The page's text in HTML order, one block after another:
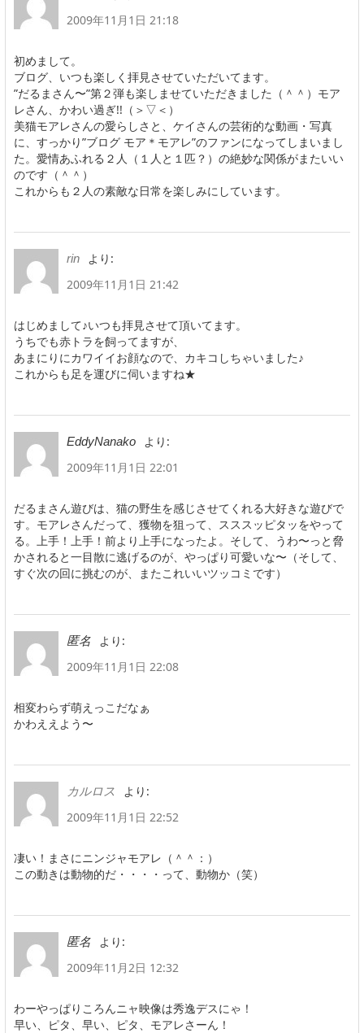
2009年11月1日 21:18
初めまして。
ブログ、いつも楽しく拝見させていただいてます。
”だるまさん〜”第２弾も楽しませていただきました（＾＾）モア
レさん、かわい過ぎ!!（＞▽＜）
美猫モアレさんの愛らしさと、ケイさんの芸術的な動画・写真
に、すっかり”ブログ モア＊モアレ”のファンになってしまいまし
た。愛情あふれる２人（１人と１匹？）の絶妙な関係がまたいい
のです（＾＾）
これからも２人の素敵な日常を楽しみにしています。
rin
より:
2009年11月1日 21:42
はじめまして♪いつも拝見させて頂いてます。
うちでも赤トラを飼ってますが、
あまにりにカワイイお顔なので、カキコしちゃいました♪
これからも足を運びに伺いますね★
EddyNanako
より:
2009年11月1日 22:01
だるまさん遊びは、猫の野生を感じさせてくれる大好きな遊びで
す。モアレさんだって、獲物を狙って、スススッピタッをやって
る。上手！上手！前より上手になったよ。そして、うわ〜っと脅
かされると一目散に逃げるのが、やっぱり可愛いな〜（そして、
すぐ次の回に挑むのが、またこれいいツッコミです）
匿名
より:
2009年11月1日 22:08
相変わらず萌えっこだなぁ
かわええよう〜
カルロス
より:
2009年11月1日 22:52
凄い！まさにニンジャモアレ（＾＾：）
この動きは動物的だ・・・・って、動物か（笑）
匿名
より:
2009年11月2日 12:32
わーやっぱりころんニャ映像は秀逸デスにゃ！
早い、ピタ、早い、ピタ、モアレさーん！